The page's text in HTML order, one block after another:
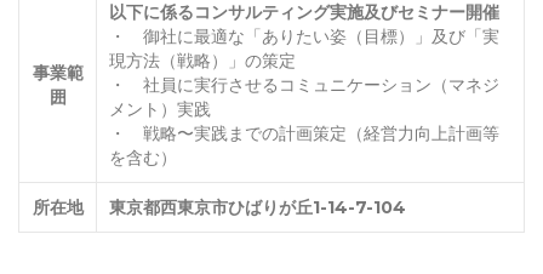
事業範
囲
以下に係るコンサルティング実施及びセミナー開催
・ 御社に最適な「ありたい姿（目標）」及び「実
現方法（戦略）」の策定
・ 社員に実行させるコミュニケーション（マネジ
メント）実践
・ 戦略〜実践までの計画策定（経営力向上計画等
を含む）
所在地 東京都西東京市ひばりが丘1-14-7-104